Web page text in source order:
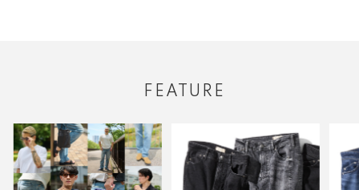
FEATURE